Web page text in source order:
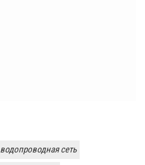
водопроводная сеть